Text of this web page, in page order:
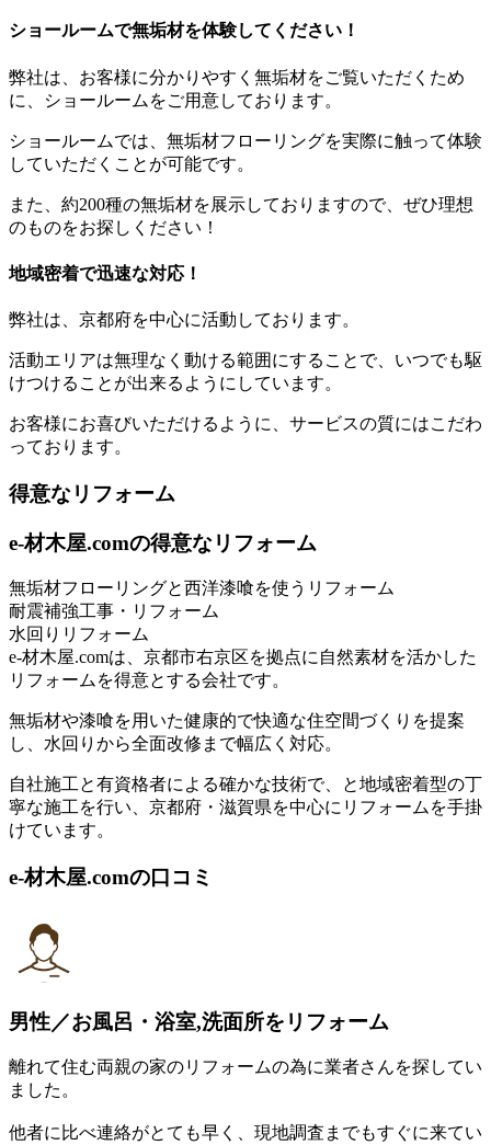
ショールームで無垢材を体験してください！
弊社は、お客様に分かりやすく無垢材をご覧いただくため
に、ショールームをご用意しております。
ショールームでは、無垢材フローリングを実際に触って体験
していただくことが可能です。
また、約200種の無垢材を展示しておりますので、ぜひ理想
のものをお探しください！
地域密着で迅速な対応！
弊社は、京都府を中心に活動しております。
活動エリアは無理なく動ける範囲にすることで、いつでも駆
けつけることが出来るようにしています。
お客様にお喜びいただけるように、サービスの質にはこだわ
っております。
得意なリフォーム
e-材木屋.comの得意なリフォーム
無垢材フローリングと西洋漆喰を使うリフォーム
耐震補強工事・リフォーム
水回りリフォーム
e-材木屋.comは、京都市右京区を拠点に自然素材を活かした
リフォームを得意とする会社です。
無垢材や漆喰を用いた健康的で快適な住空間づくりを提案
し、水回りから全面改修まで幅広く対応。
自社施工と有資格者による確かな技術で、と地域密着型の丁
寧な施工を行い、京都府・滋賀県を中心にリフォームを手掛
けています。
e-材木屋.comの口コミ
男性／お風呂・浴室,洗面所をリフォーム
離れて住む両親の家のリフォームの為に業者さんを探してい
ました。
他者に比べ連絡がとても早く、現地調査までもすぐに来てい